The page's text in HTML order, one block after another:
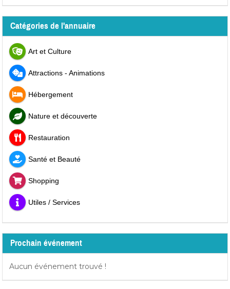
Catégories de l'annuaire
Art et Culture
Attractions - Animations
Hébergement
Nature et découverte
Restauration
Santé et Beauté
Shopping
Utiles / Services
Prochain événement
Aucun événement trouvé !